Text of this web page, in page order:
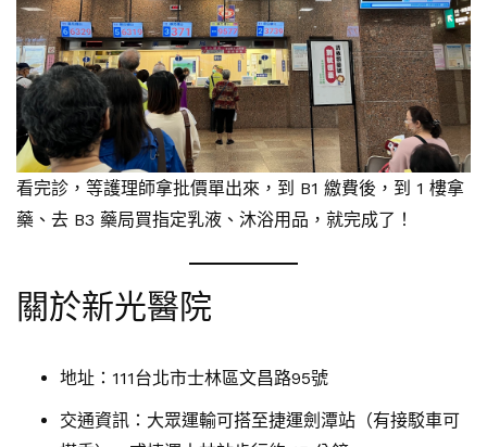
看完診，等護理師拿批價單出來，到 B1 繳費後，到 1 樓拿
藥、去 B3 藥局買指定乳液、沐浴用品，就完成了！
關於新光醫院
地址：111台北市士林區文昌路95號
交通資訊：大眾運輸可搭至捷運劍潭站（有接駁車可